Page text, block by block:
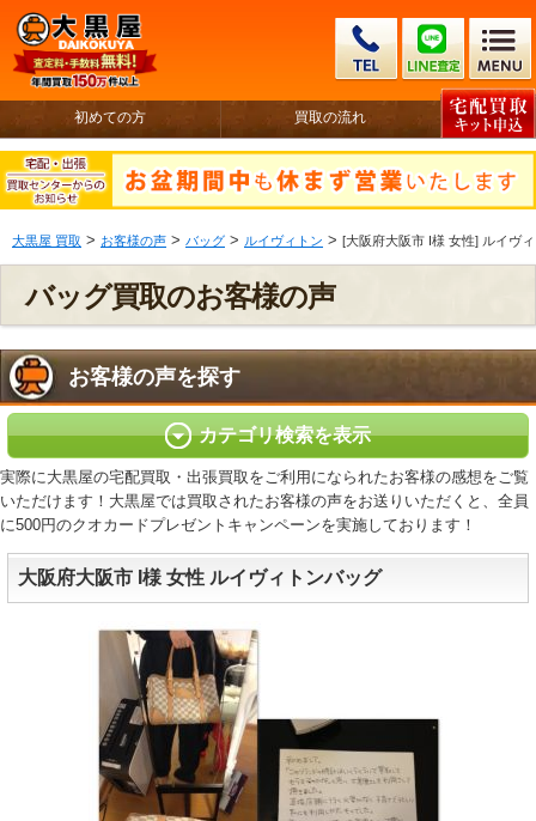
初めての方 買取の流れ
大黒屋 買取 > お客様の声 > バッグ > ルイヴィトン > [大阪府大阪市 I様 女性] ルイヴ
バッグ買取のお客様の声
お客様の声を探す
カテゴリ検索を表示
実際に大黒屋の宅配買取・出張買取をご利用になられたお客様の感想をご覧
いただけます！大黒屋では買取されたお客様の声をお送りいただくと、全員
に500円のクオカードプレゼントキャンペーンを実施しております！
大阪府大阪市 I様 女性 ルイヴィトンバッグ